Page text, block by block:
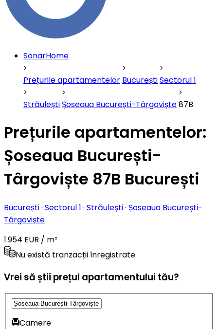
SonarHome
Prețurile apartamentelor BucureștiSectorul 1
Străulești Șoseaua București-Târgoviște87B
Prețurile apartamentelor:
Șoseaua București-
Târgoviște 87B București
București· Sectorul 1 · Străulești· Șoseaua București-
Târgoviște
1.954 EUR / m²
Nu există tranzacții înregistrate
Vrei să știi prețul apartamentului tău?
Camere